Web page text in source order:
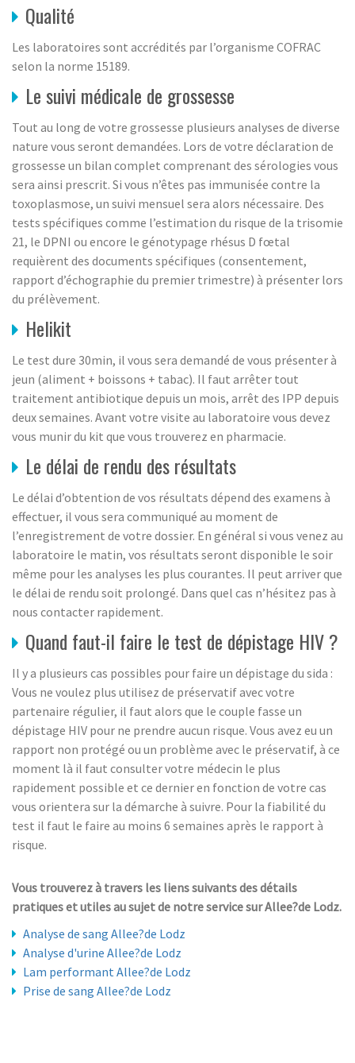
Qualité
Les laboratoires sont accrédités par l’organisme COFRAC
selon la norme 15189.
Le suivi médicale de grossesse
Tout au long de votre grossesse plusieurs analyses de diverse
nature vous seront demandées. Lors de votre déclaration de
grossesse un bilan complet comprenant des sérologies vous
sera ainsi prescrit. Si vous n’êtes pas immunisée contre la
toxoplasmose, un suivi mensuel sera alors nécessaire. Des
tests spécifiques comme l’estimation du risque de la trisomie
21, le DPNI ou encore le génotypage rhésus D fœtal
requièrent des documents spécifiques (consentement,
rapport d’échographie du premier trimestre) à présenter lors
du prélèvement.
Helikit
Le test dure 30min, il vous sera demandé de vous présenter à
jeun (aliment + boissons + tabac). Il faut arrêter tout
traitement antibiotique depuis un mois, arrêt des IPP depuis
deux semaines. Avant votre visite au laboratoire vous devez
vous munir du kit que vous trouverez en pharmacie.
Le délai de rendu des résultats
Le délai d’obtention de vos résultats dépend des examens à
effectuer, il vous sera communiqué au moment de
l’enregistrement de votre dossier. En général si vous venez au
laboratoire le matin, vos résultats seront disponible le soir
même pour les analyses les plus courantes. Il peut arriver que
le délai de rendu soit prolongé. Dans quel cas n’hésitez pas à
nous contacter rapidement.
Quand faut-il faire le test de dépistage HIV ?
Il y a plusieurs cas possibles pour faire un dépistage du sida :
Vous ne voulez plus utilisez de préservatif avec votre
partenaire régulier, il faut alors que le couple fasse un
dépistage HIV pour ne prendre aucun risque. Vous avez eu un
rapport non protégé ou un problème avec le préservatif, à ce
moment là il faut consulter votre médecin le plus
rapidement possible et ce dernier en fonction de votre cas
vous orientera sur la démarche à suivre. Pour la fiabilité du
test il faut le faire au moins 6 semaines après le rapport à
risque.
Vous trouverez à travers les liens suivants des détails
pratiques et utiles au sujet de notre service sur Allee?de Lodz.
Analyse de sang Allee?de Lodz
Analyse d'urine Allee?de Lodz
Lam performant Allee?de Lodz
Prise de sang Allee?de Lodz